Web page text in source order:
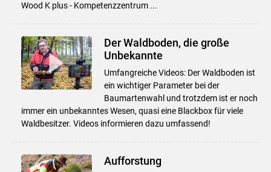
Wood K plus - Kompetenzzentrum ...
Der Waldboden, die große
Unbekannte
Umfangreiche Videos: Der Waldboden ist
ein wichtiger Parameter bei der
Baumartenwahl und trotzdem ist er noch
immer ein unbekanntes Wesen, quasi eine Blackbox für viele
Waldbesitzer. Videos informieren dazu umfassend!
Aufforstung